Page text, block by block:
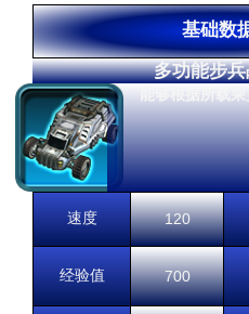
基础数
多功能步
能够根据所载
速度 120
经验值 700